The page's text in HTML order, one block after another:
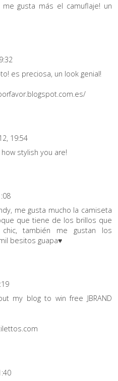
gusta más el camuflaje! un
es preciosa, un look genial!
19:54
stylish you are!
me gusta mucho la camiseta
que tiene de los brillos que
también me gustan los
besitos guapa♥
my blog to win free JBRAND